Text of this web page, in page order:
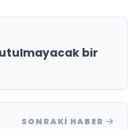
bir
SONRAKI HABER